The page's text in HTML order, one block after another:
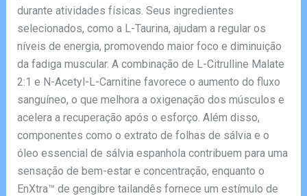
durante atividades físicas. Seus ingredientes
selecionados, como a L-Taurina, ajudam a regular os
níveis de energia, promovendo maior foco e diminuição
da fadiga muscular. A combinação de L-Citrulline Malate
2:1 e N-Acetyl-L-Carnitine favorece o aumento do fluxo
sanguíneo, o que melhora a oxigenação dos músculos e
acelera a recuperação após o esforço. Além disso,
componentes como o extrato de folhas de sálvia e o
óleo essencial de sálvia espanhola contribuem para uma
sensação de bem-estar e concentração, enquanto o
EnXtra™ de gengibre tailandês fornece um estímulo de